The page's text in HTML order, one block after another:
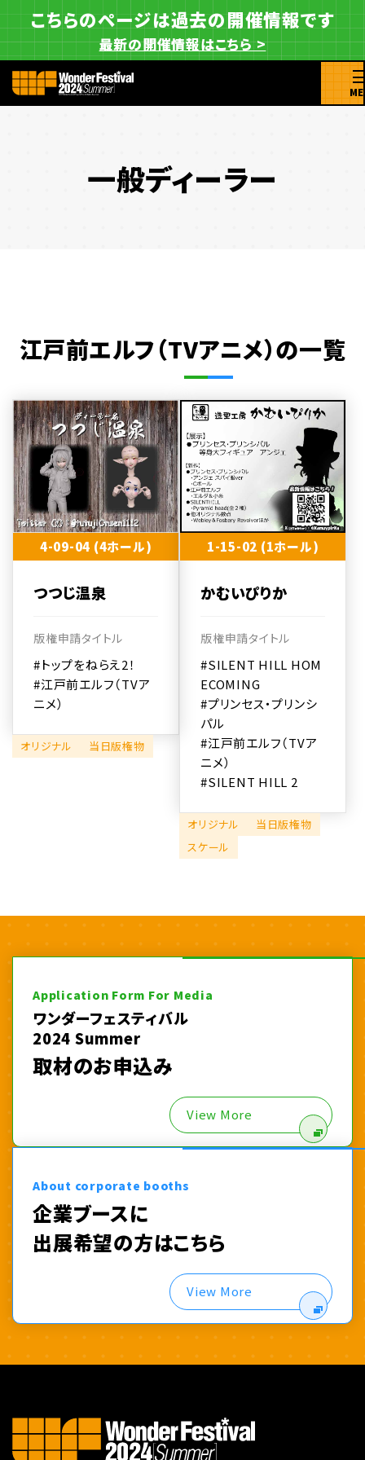
こちらのページは過去の開催情報です
最新の開催情報はこちら >
一般ディーラー
江戸前エルフ（TVアニメ）の一覧
4-09-04 (4ホール)
つつじ温泉
版権申請タイトル
#トップをねらえ2！
#江戸前エルフ（TVア
ニメ）
オリジナル 当日版権物
1-15-02 (1ホール)
かむいぴりか
版権申請タイトル
#SILENT HILL HOM
ECOMING
#プリンセス・プリンシ
パル
#江戸前エルフ（TVア
ニメ）
#SILENT HILL 2
オリジナル
当日版権物
スケール
Application Form For Media
ワンダーフェスティバル
2024 Summer
取材のお申込み
View More
About corporate booths
企業ブースに
出展希望の方はこちら
View More